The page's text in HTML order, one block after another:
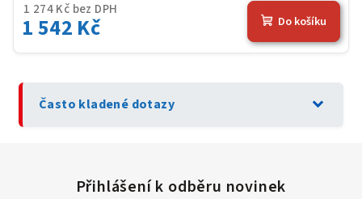
1 274 Kč bez DPH
1 542 Kč Do košíku
Často kladené dotazy expand_more